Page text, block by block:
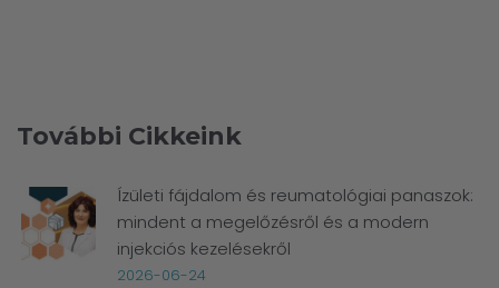
További Cikkeink
Ízületi fájdalom és reumatológiai panaszok:
mindent a megelőzésről és a modern
injekciós kezelésekről
2026-06-24